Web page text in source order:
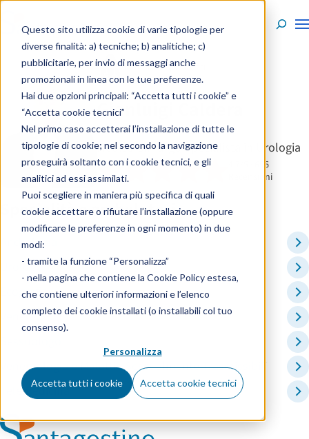
Questo sito utilizza cookie di varie tipologie per
diverse finalità: a) tecniche; b) analitiche; c)
pubblicitarie, per invio di messaggi anche
promozionali in linea con le tue preferenze.
Hai due opzioni principali: “Accetta tutti i cookie” e
“Accetta cookie tecnici”
Nel primo caso accetterai l’installazione di tutte le
tipologie di cookie; nel secondo la navigazione
proseguirà soltanto con i cookie tecnici, e gli
analitici ad essi assimilati.
Puoi scegliere in maniera più specifica di quali
cookie accettare o rifiutare l’installazione (oppure
modificare le preferenze in ogni momento) in due
modi:
- tramite la funzione “Personalizza”
- nella pagina che contiene la Cookie Policy estesa,
che contiene ulteriori informazioni e l’elenco
completo dei cookie installati (o installabili col tuo
consenso).
Personalizza
Accetta tutti i cookie Accetta cookie tecnici
Persone - Specialisti
Gianluigi Caldera
Medico Chirurgo Specialista in Urologia
4.7/5 · 696
Recensioni
Specialità e ambulatori
Andrologia
Urologo
Ecografia
Venereologia
Venereologia e Malattie Sessualmente Trasmissibili
Telemedicina